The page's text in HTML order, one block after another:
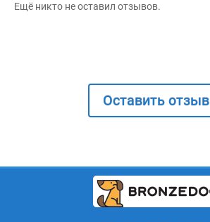
Ещё никто не оставил отзывов.
Оставить отзыв